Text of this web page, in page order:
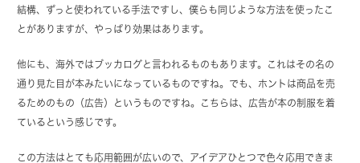
結構、ずっと使われている手法ですし、僕らも同じような方法を使ったこ
とがありますが、やっぱり効果はあります。
他にも、海外ではブッカログと言われるものもあります。これはその名の
通り見た目が本みたいになっているものですね。でも、ホントは商品を売
るためのもの（広告）というものですね。こちらは、広告が本の制服を着
ているという感じです。
この方法はとても応用範囲が広いので、アイデアひとつで色々応用できま